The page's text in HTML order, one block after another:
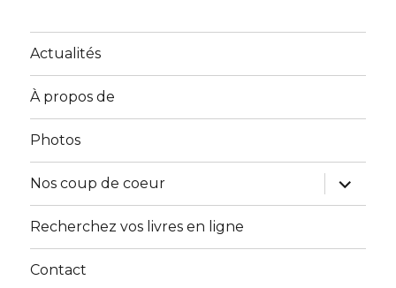
Actualités
À propos de
Photos
Nos coup de coeur
ouvrir
le
sous-
Recherchez vos livres en ligne
Contact